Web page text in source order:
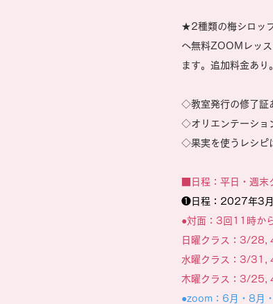
★2種類の梅シロッ
へ無料ZOOMレッ
ます。追加料金あり。
◇教室発行の修了証
◇オリエンテーショ
​◇果実を使うレシピ
■日程：平日・週末
❶日程：2027年3
●対面：3回11時か
日曜クラス：3/
水曜クラス：3/
木曜クラス：3/
●zoom：6月・8月